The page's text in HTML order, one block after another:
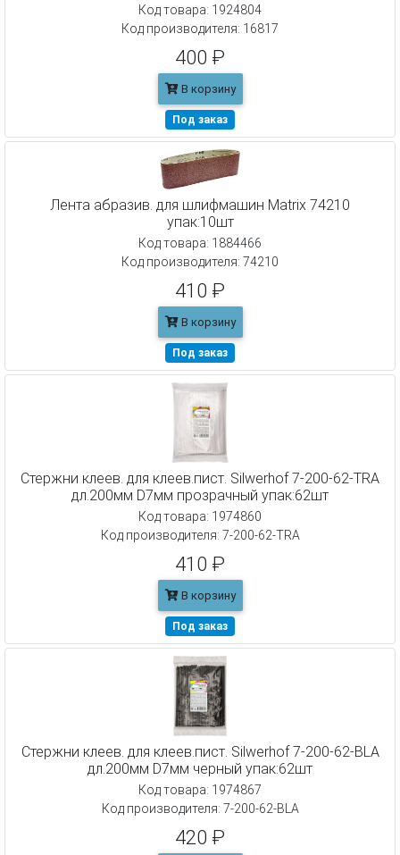
Код товара: 1924804
Код производителя: 16817
400 ₽
В корзину
Под заказ
Лента абразив. для шлифмашин Matrix 74210
упак:10шт
Код товара: 1884466
Код производителя: 74210
410 ₽
В корзину
Под заказ
Cтержни клеев. для клеев.пист. Silwerhof 7-200-62-TRA
дл.200мм D7мм прозрачный упак:62шт
Код товара: 1974860
Код производителя: 7-200-62-TRA
410 ₽
В корзину
Под заказ
Cтержни клеев. для клеев.пист. Silwerhof 7-200-62-BLA
дл.200мм D7мм черный упак:62шт
Код товара: 1974867
Код производителя: 7-200-62-BLA
420 ₽